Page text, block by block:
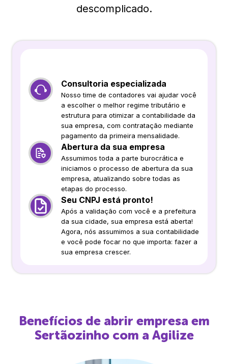
descomplicado.
Consultoria especializada
Nosso time de contadores vai ajudar você
a escolher o melhor regime tributário e
estrutura para otimizar a contabilidade da
sua empresa, com contratação mediante
pagamento da primeira mensalidade.
Abertura da sua empresa
Assumimos toda a parte burocrática e
iniciamos o processo de abertura da sua
empresa, atualizando sobre todas as
etapas do processo.
Seu CNPJ está pronto!
Após a validação com você e a prefeitura
da sua cidade, sua empresa está aberta!
Agora, nós assumimos a sua contabilidade
e você pode focar no que importa: fazer a
sua empresa crescer.
Benefícios de abrir empresa em
Sertãozinhocom a Agilize